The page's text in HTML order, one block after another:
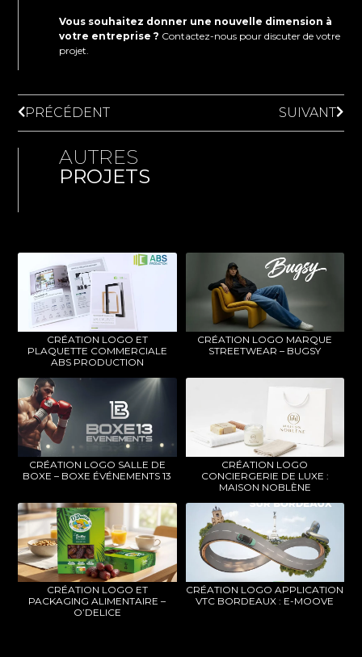
Vous souhaitez donner une nouvelle dimension à
votre entreprise ? Contactez-nous pour discuter de votre
projet.
PRÉCÉDENT SUIVANT
AUTRES
PROJETS
CRÉATION LOGO ET
PLAQUETTE COMMERCIALE
ABS PRODUCTION
CRÉATION LOGO MARQUE
STREETWEAR – BUGSY
CRÉATION LOGO SALLE DE
BOXE – BOXE ÉVÉNEMENTS 13
CRÉATION LOGO
CONCIERGERIE DE LUXE :
MAISON NOBLÈNE
CRÉATION LOGO ET
PACKAGING ALIMENTAIRE –
O’DELICE
CRÉATION LOGO APPLICATION
VTC BORDEAUX : E-MOOVE